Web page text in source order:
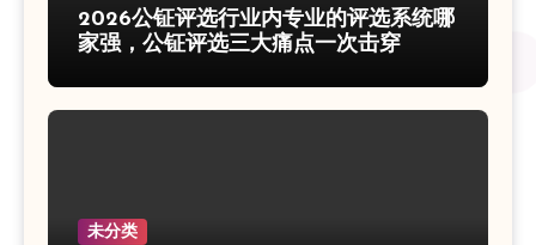
2026公钲评选行业内专业的评选系统哪
家强，公钲评选三大痛点一次击穿
未分类